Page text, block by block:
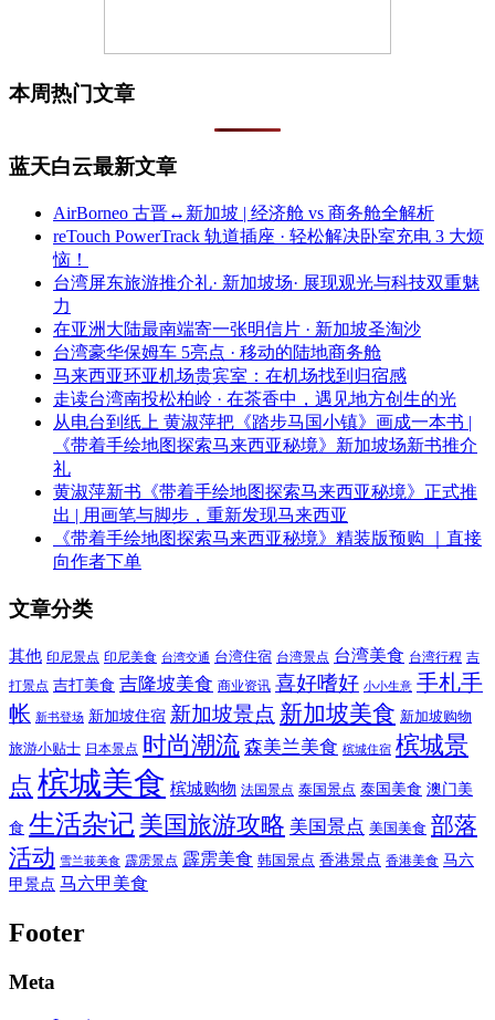
本周热门文章
蓝天白云最新文章
AirBorneo 古晋↔新加坡 | 经济舱 vs 商务舱全解析
reTouch PowerTrack 轨道插座 · 轻松解决卧室充电 3 大烦
恼！
台湾屏东旅游推介礼· 新加坡场· 展现观光与科技双重魅
力
在亚洲大陆最南端寄一张明信片 · 新加坡圣淘沙
台湾豪华保姆车 5亮点 · 移动的陆地商务舱
马来西亚环亚机场贵宾室：在机场找到归宿感
走读台湾南投松柏岭 · 在茶香中，遇见地方创生的光
从电台到纸上 黄淑萍把《踏步马国小镇》画成一本书 |
《带着手绘地图探索马来西亚秘境》新加坡场新书推介
礼
黄淑萍新书《带着手绘地图探索马来西亚秘境》正式推
出 | 用画笔与脚步，重新发现马来西亚
《带着手绘地图探索马来西亚秘境》精装版预购 ｜直接
向作者下单
文章分类
其他 印尼景点 印尼美食 台湾交通 台湾住宿 台湾景点 台湾美食 台湾行程 吉
打景点 吉打美食 吉隆坡美食 商业资讯 喜好嗜好 小小生意 手札手
帐 新书登场 新加坡住宿 新加坡景点 新加坡美食 新加坡购物
旅游小贴士 日本景点 时尚潮流 森美兰美食 槟城住宿 槟城景
点 槟城美食 槟城购物 法国景点 泰国景点 泰国美食 澳门美
食 生活杂记 美国旅游攻略 美国景点 美国美食 部落
活动 雪兰莪美食 霹雳景点 霹雳美食 韩国景点 香港景点 香港美食 马六
甲景点 马六甲美食
Footer
Meta